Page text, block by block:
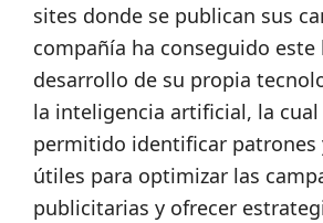
sites donde se publican sus
compañía ha conseguido
desarrollo de su propia
la inteligencia artificial, la cual
permitido identificar patrones
útiles para optimizar las
publicitarias y ofrecer